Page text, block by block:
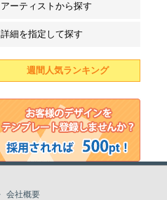
アーティストから探す
詳細を指定して探す
週間人気ランキング
会社概要